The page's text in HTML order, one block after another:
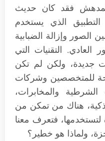
فقد كان حديث
التطبيق الذي يستخدم
وإزالة الضبابية
التقنيات التي
جديدة، ولكن لم تكن
للمتخصصين وشركات
الشرطية والمخابرات،
هناك من تمكن من
فتعرف معنا
ولماذا هو خطير؟